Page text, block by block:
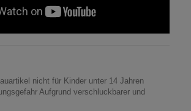
nicht für Kinder unter 14 Jahren
Aufgrund verschluckbarer und